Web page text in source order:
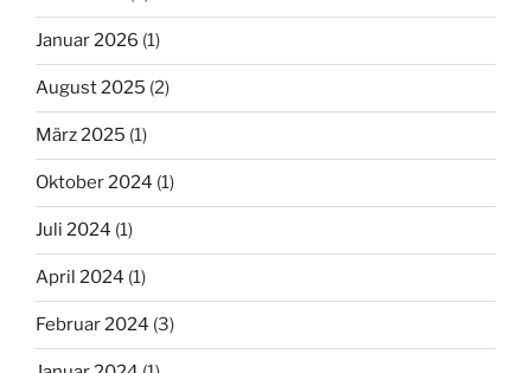
Januar 2026 (1)
August 2025 (2)
März 2025 (1)
Oktober 2024 (1)
Juli 2024 (1)
April 2024 (1)
Februar 2024 (3)